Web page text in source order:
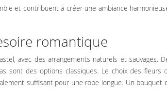
et contribuent à créer une ambiance
romantique
avec des arrangements naturels et sauvages.
sont des options classiques. Le choix des fleurs
suffisant pour une robe longue. Un bouquet